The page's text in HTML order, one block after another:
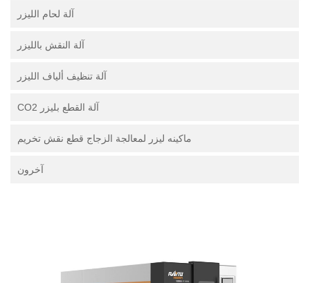
آلة لحام الليزر
آلة النقش بالليزر
آلة تنظيف ألياف الليزر
آلة القطع بليزر CO2
ماكينه ليزر لمعالجة الزجاج قطع نقش تخريم
آخرون